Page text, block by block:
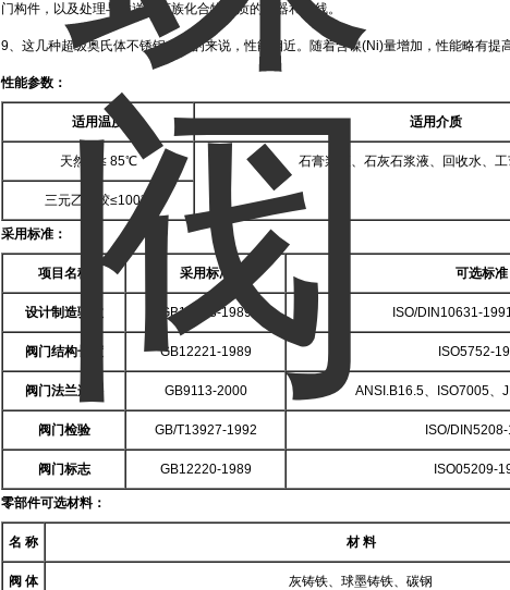
门构件，以及处理与输送含卤族化合物介质的容器和管线。
9、这几种超级奥氏体不锈钢，总的来说，性能相近。随着含镍(Ni)量增加，性能略有提
性能参数：
适用温度 适用介质
天然胶≤ 85℃ 石膏浆液、石灰石浆液、回收水、
三元乙丙胶≤100℃
采用标准：
项目名称 采用标准 可选标准
设计制造验收 GB12238-1989 ISO/DIN10631-
阀门结构长度 GB12221-1989 ISO5752-
阀门法兰连接 GB9113-2000 ANSI.B16.5、ISO7005、
阀门检验 GB/T13927-1992 ISO/
阀门标志 GB12220-1989 ISO05209-
零部件可选材料：
名 称 材 料
阀 体 灰铸铁、球墨铸铁、碳钢